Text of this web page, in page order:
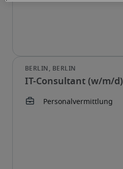
IT-Consultant (w/m/d)